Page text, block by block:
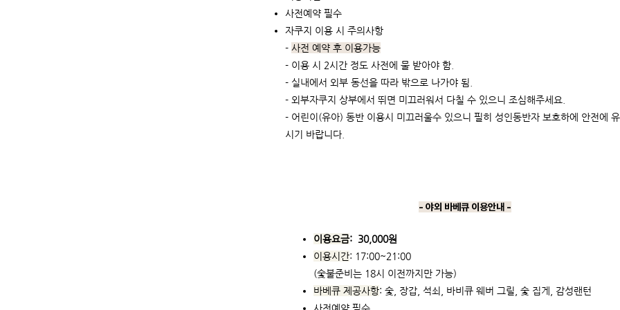
사전예약 필수
자쿠지 이용 시 주의사항
- 사전 예약 후 이용가능
- 이용 시 2시간 정도 사전에 물 받아야 함.
- 실내에서 외부 동선을 따라 밖으로 나가야 됨.
- 외부자쿠지 상부에서 뛰면 미끄러워서 다칠 수 있으니 조심해주세요.
- 어린이(유아) 동반 이용시 미끄러울수 있으니 필히 성인동반자 보호하에 안전에
시기 바랍니다.
- 야외 바베큐 이용안내 -
이용요금: 30,000원
이용시간: 17:00~21:00
(숯불준비는 18시 이전까지만 가능)
바베큐 제공사항: 숯, 장갑, 석쇠, 바비큐 웨버 그릴, 숯 집게, 감성랜턴